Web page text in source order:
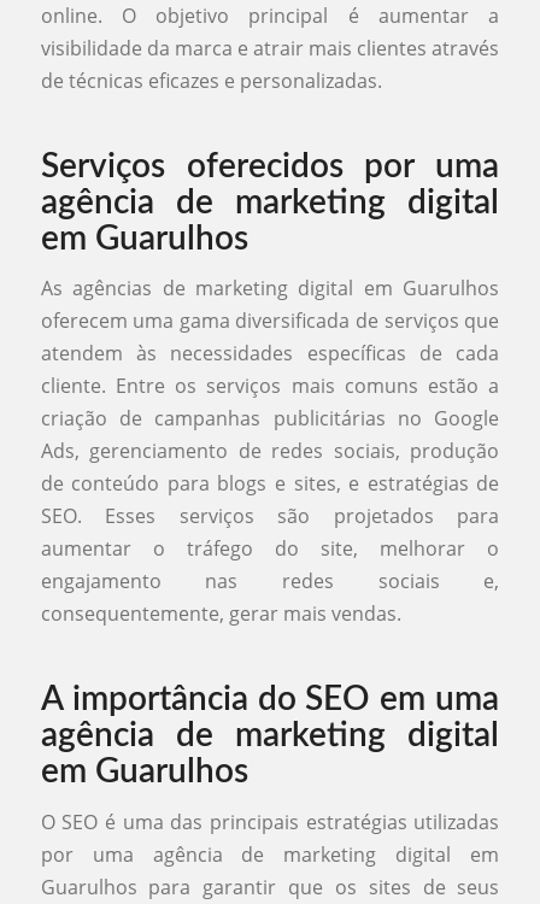
online. O objetivo principal é aumentar a
visibilidade da marca e atrair mais clientes através
de técnicas eficazes e personalizadas.
Serviços oferecidos por uma
agência de marketing digital
em Guarulhos
As agências de marketing digital em Guarulhos
oferecem uma gama diversificada de serviços que
atendem às necessidades específicas de cada
cliente. Entre os serviços mais comuns estão a
criação de campanhas publicitárias no Google
Ads, gerenciamento de redes sociais, produção
de conteúdo para blogs e sites, e estratégias de
SEO. Esses serviços são projetados para
aumentar o tráfego do site, melhorar o
engajamento nas redes sociais e,
consequentemente, gerar mais vendas.
A importância do SEO em uma
agência de marketing digital
em Guarulhos
O SEO é uma das principais estratégias utilizadas
por uma agência de marketing digital em
Guarulhos para garantir que os sites de seus